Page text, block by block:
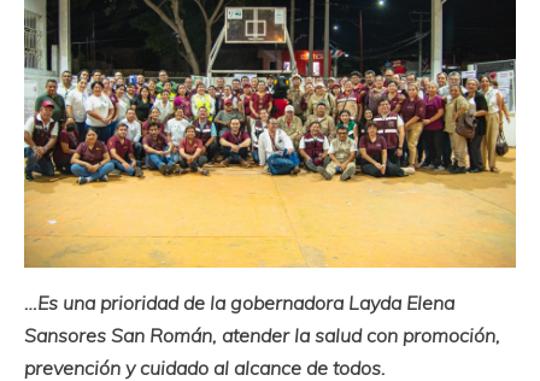
…Es una prioridad de la gobernadora Layda Elena
Sansores San Román, atender la salud con promoción,
prevención y cuidado al alcance de todos.